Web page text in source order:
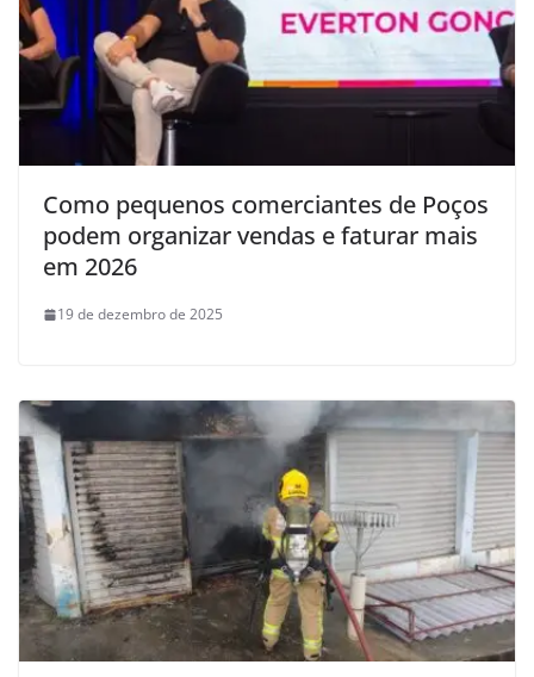
Como pequenos comerciantes de Poços
podem organizar vendas e faturar mais
em 2026
19 de dezembro de 2025